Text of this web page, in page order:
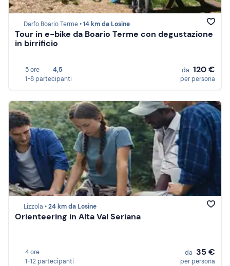
Darfo Boario Terme •14 km da Losine
Tour in e-bike da Boario Terme con degustazione
in birrificio
5 ore
4,5
1-8 partecipanti
da 120 €
per persona
Lizzola •24 km da Losine
Orienteering in Alta Val Seriana
4 ore
1-12 partecipanti
da 35 €
per persona